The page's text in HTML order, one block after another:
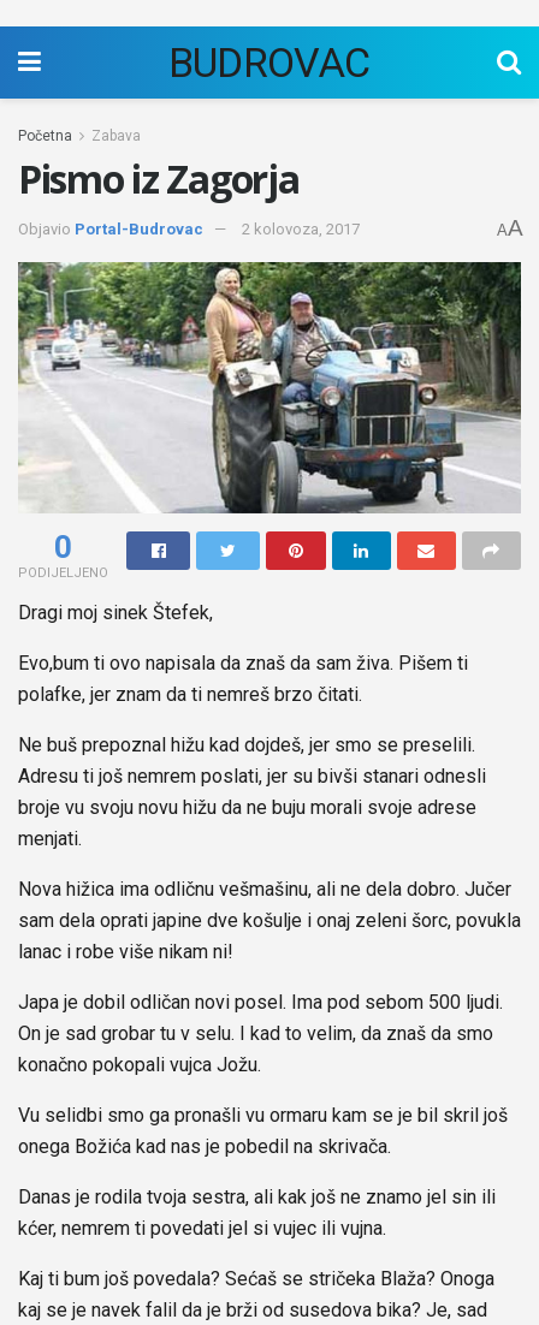
BUDROVAC
Početna Zabava
Pismo iz Zagorja
Objavio Portal-Budrovac 2 kolovoza, 2017 AA
0
PODIJELJENO
Dragi moj sinek Štefek,
Evo,bum ti ovo napisala da znaš da sam živa. Pišem ti
polafke, jer znam da ti nemreš brzo čitati.
Ne buš prepoznal hižu kad dojdeš, jer smo se preselili.
Adresu ti još nemrem poslati, jer su bivši stanari odnesli
broje vu svoju novu hižu da ne buju morali svoje adrese
menjati.
Nova hižica ima odličnu vešmašinu, ali ne dela dobro. Jučer
sam dela oprati japine dve košulje i onaj zeleni šorc, povukla
lanac i robe više nikam ni!
Japa je dobil odličan novi posel. Ima pod sebom 500 ljudi.
On je sad grobar tu v selu. I kad to velim, da znaš da smo
konačno pokopali vujca Jožu.
Vu selidbi smo ga pronašli vu ormaru kam se je bil skril još
onega Božića kad nas je pobedil na skrivača.
Danas je rodila tvoja sestra, ali kak još ne znamo jel sin ili
kćer, nemrem ti povedati jel si vujec ili vujna.
Kaj ti bum još povedala? Sećaš se stričeka Blaža? Onoga
kaj se je navek falil da je brži od susedova bika? Je, sad